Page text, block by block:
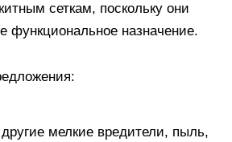
сеткам, поскольку они
функциональное назначение.
мелкие вредители, пыль,